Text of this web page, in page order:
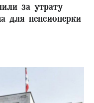
за утрату
для пенсионерки